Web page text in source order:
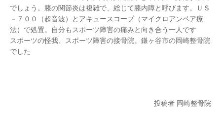
でしょう。膝の関節炎は複雑で、総じて膝内障と呼びます。ＵＳ
－７００（超音波）とアキュースコープ（マイクロアンペア療
法）で処置。自分もスポーツ障害の痛みと向き合う一人です
スポーツの怪我、スポーツ障害の接骨院。鎌ヶ谷市の岡崎整骨院
でした
投稿者 岡崎整骨院